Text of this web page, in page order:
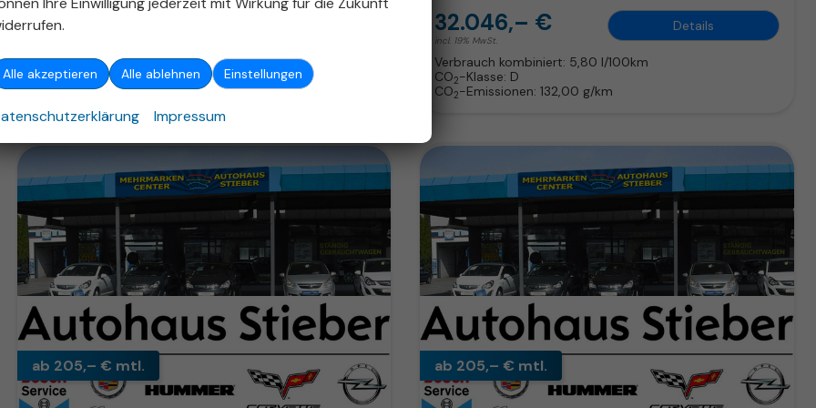
31.846,– €
Verbrauch kombiniert:5,90 l/100km
CO2-Klasse:
D
CO -Emissionen:133,00 g/km
32.046,– €
incl. 19% MwSt.
Details
Verbrauch kombiniert: 5,80 l/100km
CO2-Klasse: D
CO2-Emissionen:132,00 g/km
ab 205,– € mtl. ab 205,– € mtl.
Alle akzeptieren Alle ablehnen Einstellungen
Impressum